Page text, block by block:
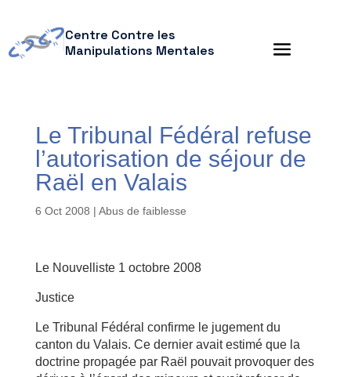
Centre Contre les
Manipulations Mentales
Le Tribunal Fédéral refuse
l’autorisation de séjour de
Raël en Valais
6 Oct 2008 | Abus de faiblesse
Le Nouvelliste 1 octobre 2008
Justice
Le Tribunal Fédéral confirme le jugement du
canton du Valais. Ce dernier avait estimé que la
doctrine propagée par Raël pouvait provoquer des